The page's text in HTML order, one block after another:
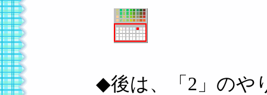
◆後は、「2」のや